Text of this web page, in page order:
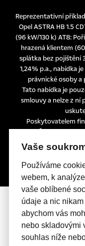
Reprezentativní
Opel ASTRA HB 1.5
(96 kW/130 k) AT8:
hrazená klientem
splátka bez pojištění
1,24% p.a., nabídka
právnické osoby a
Tato nabídka je
smlouvy a nelze z
Poskytovatelem
Želetavská
Vaše
Používáme
webem, k
vaše oblíbené
údaje a nic
abychom vás
nebo skladovými
souhlas níže